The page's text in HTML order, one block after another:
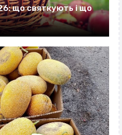
що святкують і що